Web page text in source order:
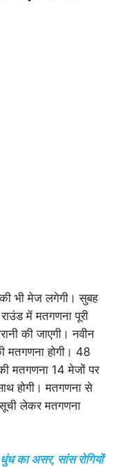
भी मेज लगेगी। सुबह
में मतगणना पूरी
की जाएगी। नवीन
मतगणना होगी। 48
मतगणना 14 मेजों पर
होगी। मतगणना से
लेकर मतगणना
का असर, सांस रोगियों